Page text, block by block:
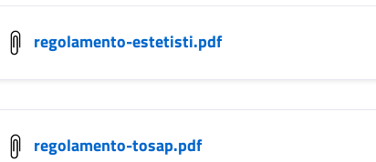
regolamento-estetisti.pdf
regolamento-tosap.pdf